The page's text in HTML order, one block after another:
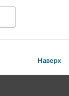
Наверх